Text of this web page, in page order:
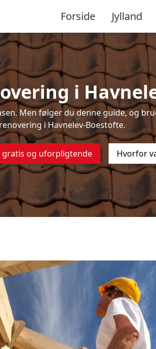
Forside Jylland
i
Men følger du denne guide, og
i Havnelev-Boestofte.
gratis og uforpligtende Hvorfor